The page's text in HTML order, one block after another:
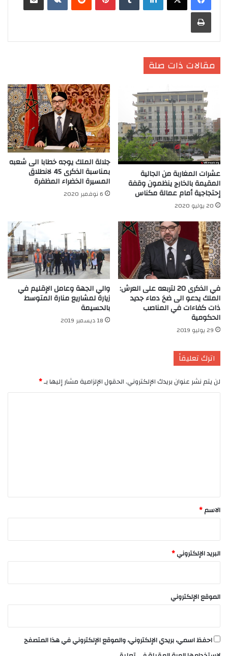
طباعة
مقالات ذات صلة
عشرات المغاربة من الجالية
المقيمة بالخارج ينظمون وقفة
إحتجاجية أمام عمالة مكناس
20 يوليو 2020
جلالة الملك يوجه خطابا الى شعبه
بمناسبة الذكرى 45 لانطلاق
المسيرة الخضراء المظفرة
6 نوفمبر 2020
في الذكرى 20 لتربعه على العرش:
الملك يدعو الى ضخ دماء جديد
ذات كفاءات في المناصب
الحكومية
29 يوليو 2019
والي الجهة وعامل الإقليم في
زيارة لمشاريع منارة المتوسط
بالحسيمة‎
18 ديسمبر 2019
اترك تعليقاً
لن يتم نشر عنوان بريدك الإلكتروني.الحقول الإلزامية مشار إليها بـ*
*
الاسم*
البريد الإلكتروني*
الموقع الإلكتروني
احفظ اسمي، بريدي الإلكتروني، والموقع الإلكتروني في هذا المتصفح